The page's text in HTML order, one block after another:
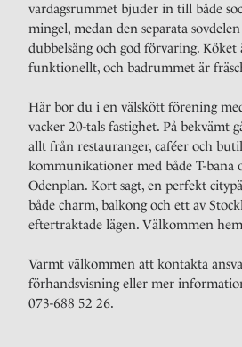
vardagsrummet bjuder in till både
mingel, medan den separata
dubbelsäng och god förvaring.
funktionellt, och badrummet är
Här bor du i en välskött förening
vacker 20-tals fastighet. På bekvämt
allt från restauranger, caféer och
kommunikationer med både T-bana
Odenplan. Kort sagt, en perfekt
både charm, balkong och ett av
eftertraktade lägen. Välkommen
Varmt välkommen att kontakta
förhandsvisning eller mer
073-688 52 26.